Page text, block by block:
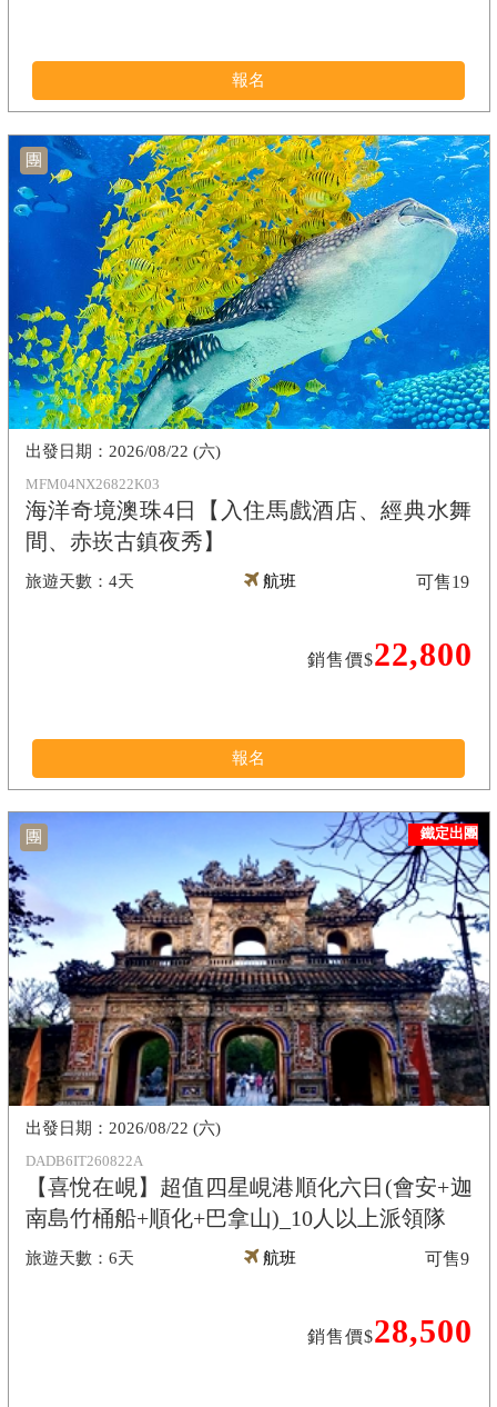
報名
團
MFM04NX26822K03
海洋奇境澳珠4日【入住馬戲酒店、經典水舞
間、赤崁古鎮夜秀】
4天
2026/08/22 (六)
航班
銷售價$22,800
可售19
報名
團
DADB6IT260822A
【喜悅在峴】超值四星峴港順化六日(會安+迦
南島竹桶船+順化+巴拿山)_10人以上派領隊
6天
2026/08/22 (六)
航班
銷售價$28,500
可售9
鐵定出團